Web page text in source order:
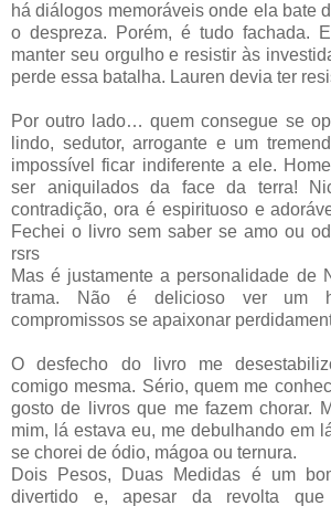
há diálogos memoráveis onde ela bate
o despreza. Porém, é tudo fachada.
manter seu orgulho e resistir às
perde essa batalha. Lauren devia ter
Por outro lado… quem consegue se
lindo, sedutor, arrogante e um
impossível ficar indiferente a ele.
ser aniquilados da face da terra!
contradição, ora é espirituoso e
Fechei o livro sem saber se amo ou
rsrs
Mas é justamente a personalidade de
trama. Não é delicioso ver um
compromissos se apaixonar
O desfecho do livro me
comigo mesma. Sério, quem me
gosto de livros que me fazem chorar.
mim, lá estava eu, me debulhando em
se chorei de ódio, mágoa ou ternura.
Dois Pesos, Duas Medidas é um
divertido e, apesar da revolta